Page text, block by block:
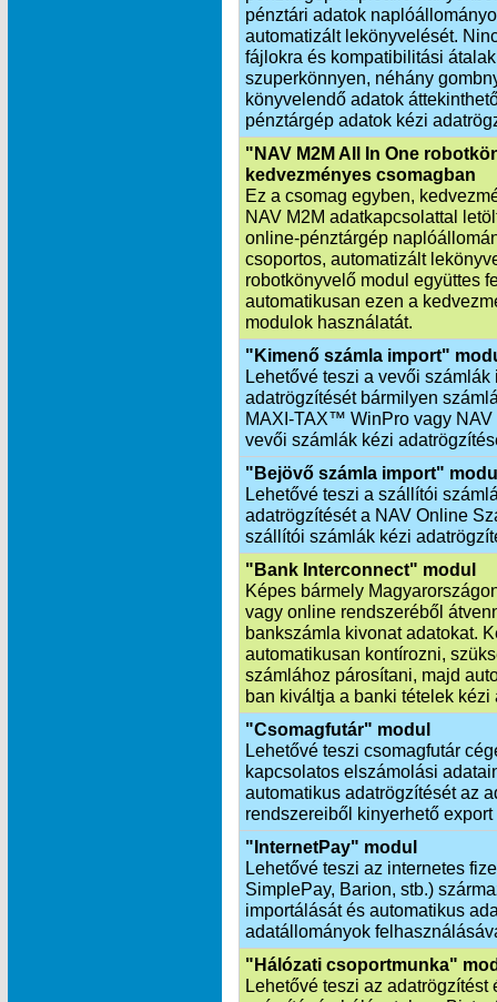
pénztári adatok
automatizált lekönyvelését.
fájlokra és kompatibilitási
szuperkönnyen, néhány
könyvelendő adatok
pénztárgép adatok kézi
"NAV M2M All In One
kedvezményes csomagban
Ez a csomag egyben,
NAV M2M adatkapcsolattal
online-pénztárgép
csoportos, automatizált
robotkönyvelő modul együttes
automatikusan ezen a
modulok használatát.
"Kimenő számla import"
Lehetővé teszi a vevői
adatrögzítését bármilyen
MAXI‑TAX™ WinPro vagy
vevői számlák kézi
"Bejövő számla import"
Lehetővé teszi a szállítói
adatrögzítését a NAV Online
szállítói számlák kézi
"Bank Interconnect" modul
Képes bármely
vagy online rendszeréből
bankszámla kivonat adatokat.
automatikusan kontírozni,
számlához párosítani, majd
ban kiváltja a banki tételek kézi
"Csomagfutár" modul
Lehetővé teszi csomagfutár
kapcsolatos elszámolási
automatikus adatrögzítését az
rendszereiből kinyerhető
"InternetPay" modul
Lehetővé teszi az internetes
SimplePay, Barion, stb.)
importálását és automatikus
adatállományok
"Hálózati csoportmunka"
Lehetővé teszi az